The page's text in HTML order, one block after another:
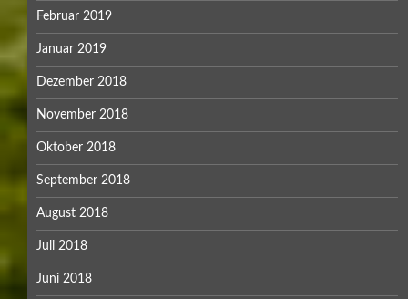
Februar 2019
Januar 2019
Dezember 2018
November 2018
Oktober 2018
September 2018
August 2018
Juli 2018
Juni 2018